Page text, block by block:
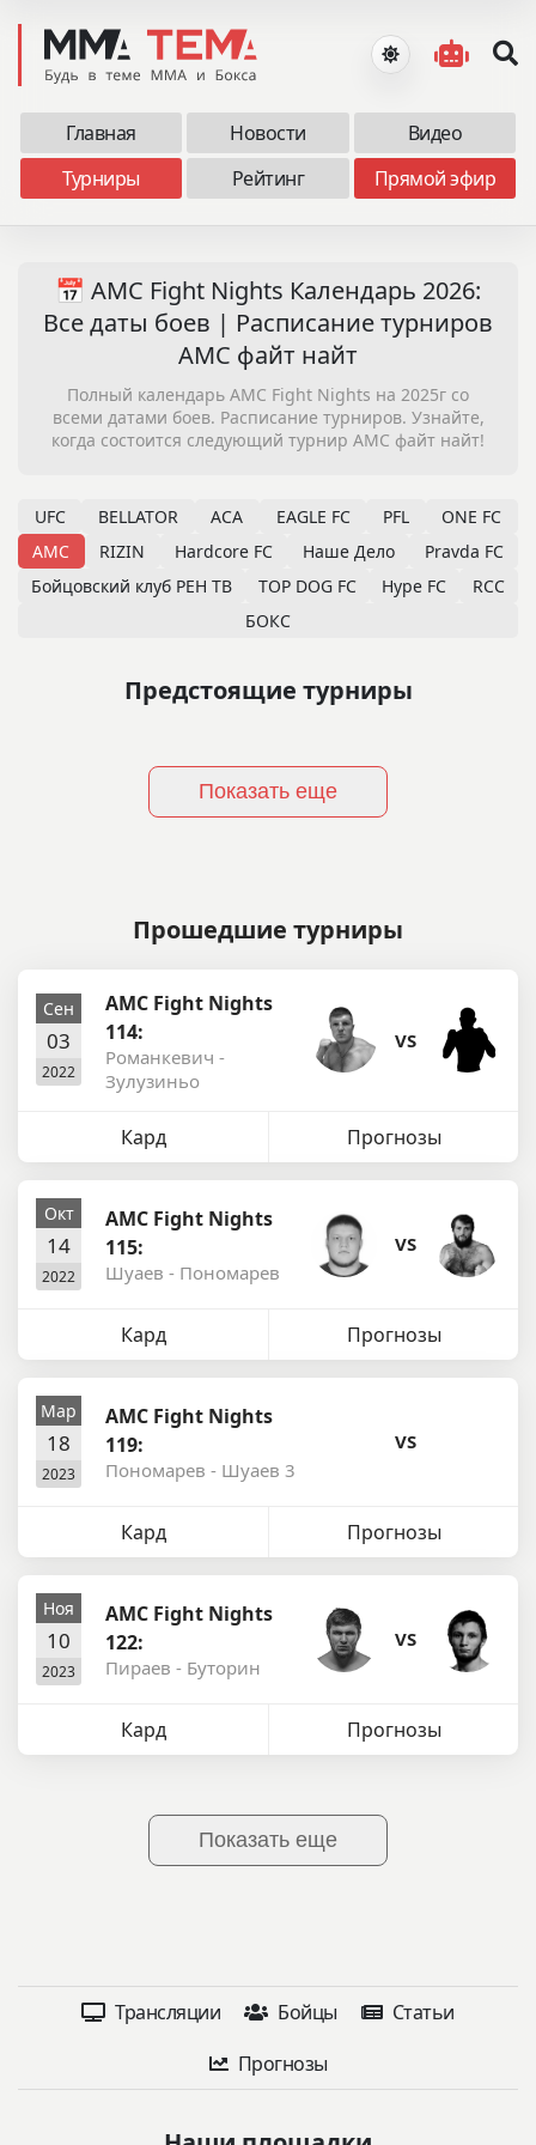
Главная Новости
Видео
Турниры
Рейтинг Прямой эфир
📅 AMC Fight Nights Календарь 2026:
Все даты боев | Расписание турниров
АМС файт найт
Полный календарь AMC Fight Nights на 2025г со
всеми датами боев. Расписание турниров. Узнайте,
когда состоится следующий турнир АМС файт найт!
UFC BELLATOR ACA EAGLE FC PFL
ONE FC
AMC
RIZIN Hardcore FC Наше Дело
Pravda FC
Бойцовский клуб РЕН ТВ
TOP DOG FC Hype FC
RCC
БОКС
Предстоящие турниры
Показать еще
Прошедшие турниры
Сен
03
2022
AMC Fight Nights
114:
Романкевич -
Зулузиньо
VS
Кард Прогнозы
Окт
14
2022
AMC Fight Nights
115:
Шуаев - Пономарев
VS
Кард Прогнозы
Мар
18
2023
AMC Fight Nights
119:
Пономарев - Шуаев 3
VS
Кард Прогнозы
Ноя
10
2023
AMC Fight Nights
122:
Пираев - Буторин
VS
Кард Прогнозы
Показать еще
Трансляции Бойцы
Статьи
Прогнозы